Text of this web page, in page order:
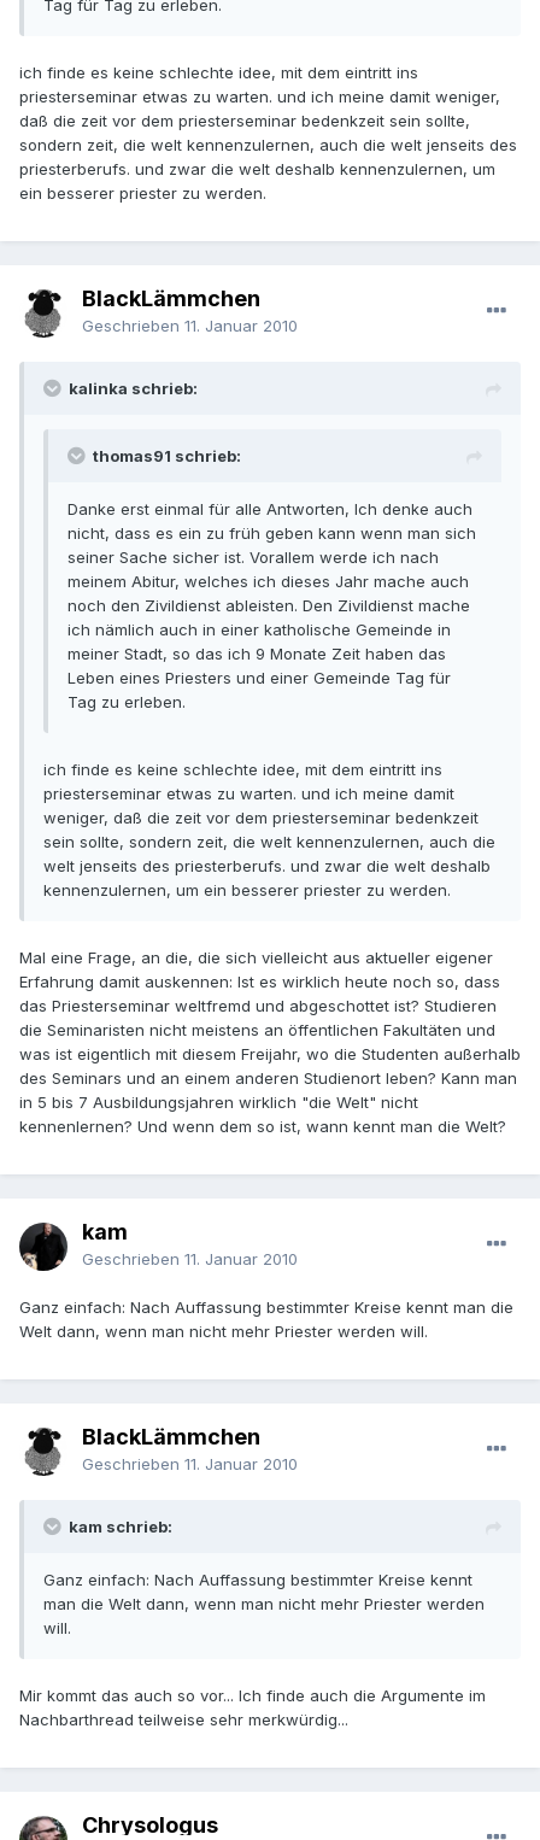
Tag für Tag zu erleben.
ich finde es keine schlechte idee, mit dem eintritt ins
priesterseminar etwas zu warten. und ich meine damit weniger,
daß die zeit vor dem priesterseminar bedenkzeit sein sollte,
sondern zeit, die welt kennenzulernen, auch die welt jenseits des
priesterberufs. und zwar die welt deshalb kennenzulernen, um
ein besserer priester zu werden.
BlackLämmchen
Geschrieben 11. Januar 2010
kalinka schrieb:
thomas91 schrieb:
Danke erst einmal für alle Antworten, Ich denke auch
nicht, dass es ein zu früh geben kann wenn man sich
seiner Sache sicher ist. Vorallem werde ich nach
meinem Abitur, welches ich dieses Jahr mache auch
noch den Zivildienst ableisten. Den Zivildienst mache
ich nämlich auch in einer katholische Gemeinde in
meiner Stadt, so das ich 9 Monate Zeit haben das
Leben eines Priesters und einer Gemeinde Tag für
Tag zu erleben.
ich finde es keine schlechte idee, mit dem eintritt ins
priesterseminar etwas zu warten. und ich meine damit
weniger, daß die zeit vor dem priesterseminar bedenkzeit
sein sollte, sondern zeit, die welt kennenzulernen, auch die
welt jenseits des priesterberufs. und zwar die welt deshalb
kennenzulernen, um ein besserer priester zu werden.
Mal eine Frage, an die, die sich vielleicht aus aktueller eigener
Erfahrung damit auskennen: Ist es wirklich heute noch so, dass
das Priesterseminar weltfremd und abgeschottet ist? Studieren
die Seminaristen nicht meistens an öffentlichen Fakultäten und
was ist eigentlich mit diesem Freijahr, wo die Studenten außerhalb
des Seminars und an einem anderen Studienort leben? Kann man
in 5 bis 7 Ausbildungsjahren wirklich "die Welt" nicht
kennenlernen? Und wenn dem so ist, wann kennt man die Welt?
kam
Geschrieben 11. Januar 2010
Ganz einfach: Nach Auffassung bestimmter Kreise kennt man die
Welt dann, wenn man nicht mehr Priester werden will.
BlackLämmchen
Geschrieben 11. Januar 2010
kam schrieb:
Ganz einfach: Nach Auffassung bestimmter Kreise kennt
man die Welt dann, wenn man nicht mehr Priester werden
will.
Mir kommt das auch so vor... Ich finde auch die Argumente im
Nachbarthread teilweise sehr merkwürdig...
Chrysologus